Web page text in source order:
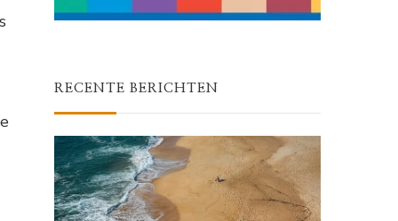
RECENTE BERICHTEN